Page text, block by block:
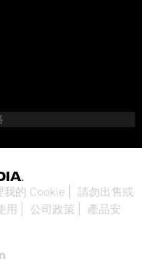
我的 Cookie
請勿出售或
用 公司政策
產品安